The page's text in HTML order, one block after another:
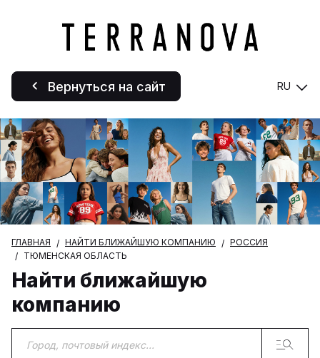
Вернуться на сайт RU
ГЛАВНАЯ НАЙТИ БЛИЖАЙШУЮ КОМПАНИЮ
РОССИЯ
ТЮМЕНСКАЯ ОБЛАСТЬ
Найти ближайшую
компанию